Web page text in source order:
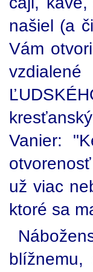
našiel (a
Vám
Vanier:
už viac
ktoré sa